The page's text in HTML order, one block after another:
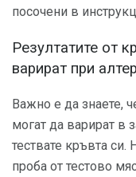
посочени в
Резултатите от
варират при
Важно е да знаете,
могат да варират в
тествате кръвта
проба от тестово